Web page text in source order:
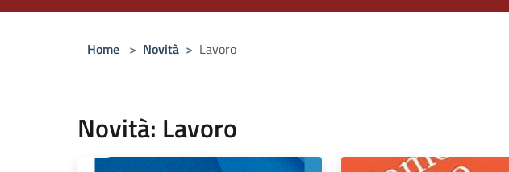
Home > Novità > Lavoro
Novità: Lavoro